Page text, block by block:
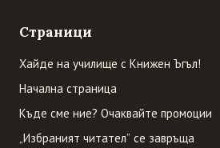
Страници
Хайде на училище с Книжен Ъгъл!
Начална страница
Къде сме ние? Очаквайте промоции
„Избраният читател” се завръща